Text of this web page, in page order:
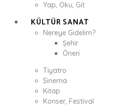
Yap, Oku, Git
KÜLTÜR SANAT
Nereye Gidelim?
Şehir
Öneri
Tiyatro
Sinema
Kitap
Konser, Festival